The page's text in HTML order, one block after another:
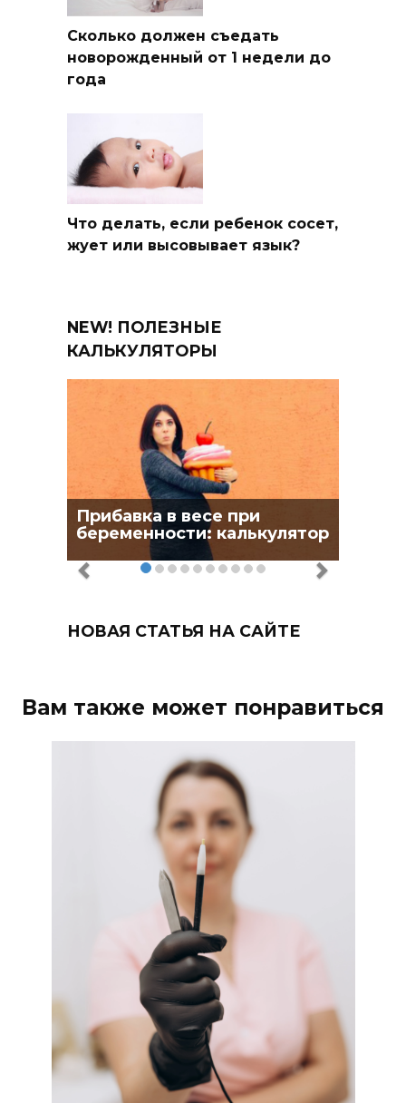
Сколько должен съедать
новорожденный от 1 недели до
года
Что делать, если ребенок сосет,
жует или высовывает язык?
NEW! ПОЛЕЗНЫЕ
КАЛЬКУЛЯТОРЫ
Прибавка в весе при
беременности: калькулятор
НОВАЯ СТАТЬЯ НА САЙТЕ
Вам также может понравиться